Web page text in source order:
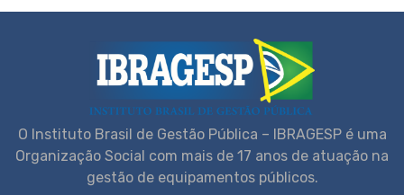
O Instituto Brasil de Gestão Pública – IBRAGESP é uma
Organização Social com mais de 17 anos de atuação na
gestão de equipamentos públicos.